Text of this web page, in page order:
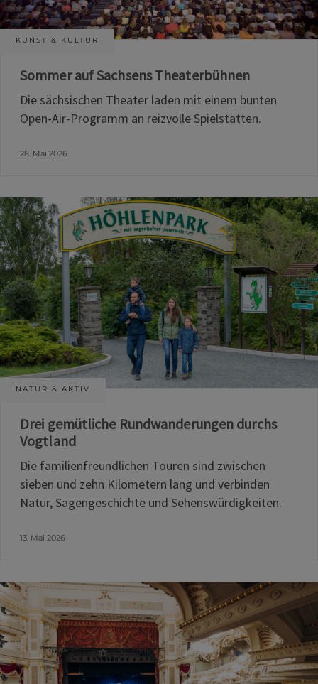
KUNST & KULTUR
Sommer auf Sachsens Theaterbühnen
Die sächsischen Theater laden mit einem bunten
Open-Air-Programm an reizvolle Spielstätten.
28. Mai 2026
NATUR & AKTIV
Drei gemütliche Rundwanderungen durchs
Vogtland
Die familienfreundlichen Touren sind zwischen
sieben und zehn Kilometern lang und verbinden
Natur, Sagengeschichte und Sehenswürdigkeiten.
13. Mai 2026